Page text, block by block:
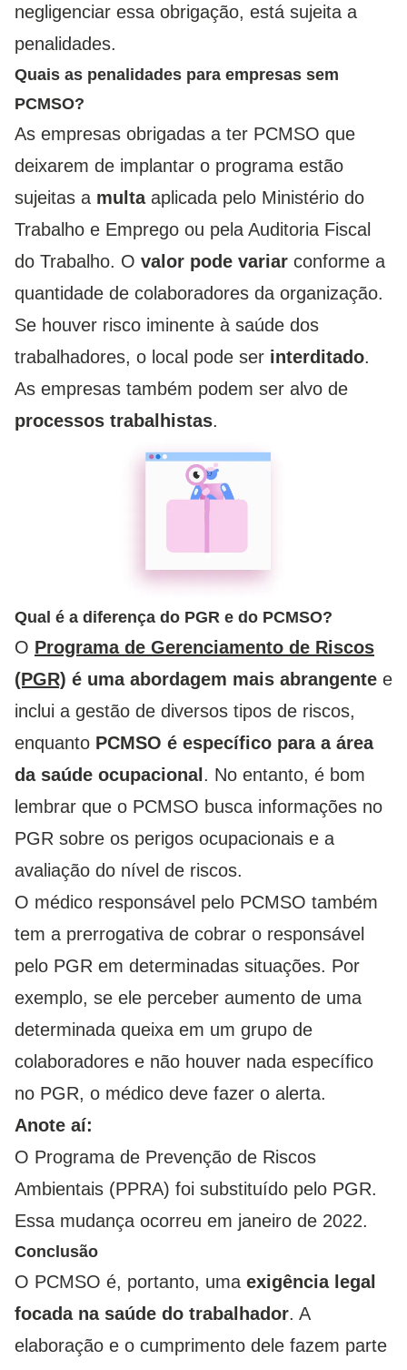
negligenciar essa obrigação, está sujeita a
penalidades.
Quais as penalidades para empresas sem
PCMSO?
As empresas obrigadas a ter PCMSO que
deixarem de implantar o programa estão
sujeitas a multaaplicada pelo Ministério do
Trabalho e Emprego ou pela Auditoria Fiscal
do Trabalho. O valor pode variar conforme a
quantidade de colaboradores da organização.
Se houver risco iminente à saúde dos
trabalhadores, o local pode ser interditado.
As empresas também podem ser alvo de
processos trabalhistas.
Qual é a diferença do PGR e do PCMSO?
O Programa de Gerenciamento de Riscos
(PGR) é uma abordagem mais abrangente e
inclui a gestão de diversos tipos de riscos,
enquanto PCMSO é específico para a área
da saúde ocupacional . No entanto, é bom
lembrar que o PCMSO busca informações no
PGR sobre os perigos ocupacionais e a
avaliação do nível de riscos.
O médico responsável pelo PCMSO também
tem a prerrogativa de cobrar o responsável
pelo PGR em determinadas situações. Por
exemplo, se ele perceber aumento de uma
determinada queixa em um grupo de
colaboradores e não houver nada específico
no PGR, o médico deve fazer o alerta.
Anote aí:
O Programa de Prevenção de Riscos
Ambientais (PPRA) foi substituído pelo PGR.
Essa mudança ocorreu em janeiro de 2022.
Conclusão
O PCMSO é, portanto, uma exigência legal
focada na saúde do trabalhador. A
elaboração e o cumprimento dele fazem parte